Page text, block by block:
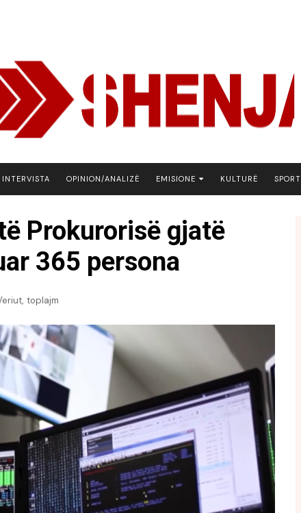
INTERVISTA OPINION/ANALIZË EMISIONE
BOTA NE FOKUS
INTERVISTA EMISION
KONAKU
KU E KISHIM FJALEN
LIGJERATE FETARE
PARADITE ME NE
PIKËPAMJE
RECETA E DITES
KULTURË SPORT
Prokurorisë gjatë
365 persona
, toplajm